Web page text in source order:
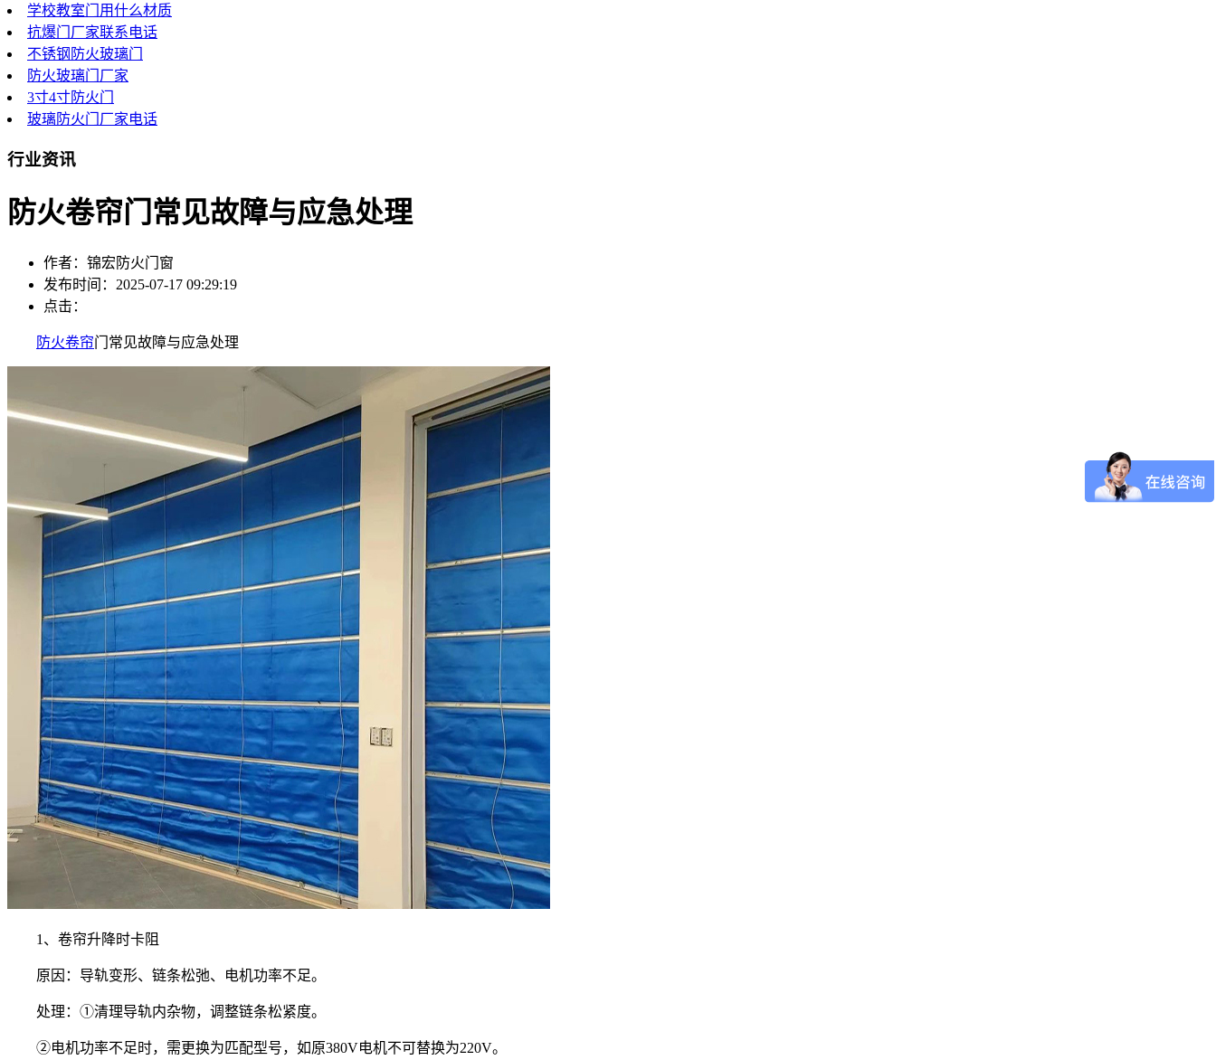
学校教室门用什么材质
抗爆门厂家联系电话
不锈钢防火玻璃门
防火玻璃门厂家
3寸4寸防火门
玻璃防火门厂家电话
行业资讯
防火卷帘门常见故障与应急处理
作者：锦宏防火门窗
发布时间：2025-07-17 09:29:19
点击：
防火卷帘门常见故障与应急处理
1、卷帘升降时卡阻
原因：导轨变形、链条松弛、电机功率不足。
处理：①清理导轨内杂物，调整链条松紧度。
②电机功率不足时，需更换为匹配型号，如原380V电机不可替换为220V。